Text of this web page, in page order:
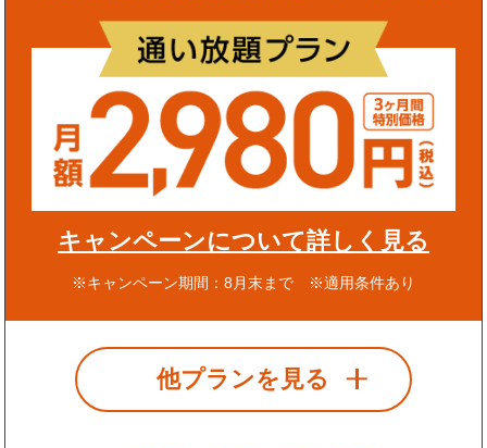
キャンペーンについて詳しく見る
※キャンペーン期間：8月末まで ※適用条件あり
他プランを見る